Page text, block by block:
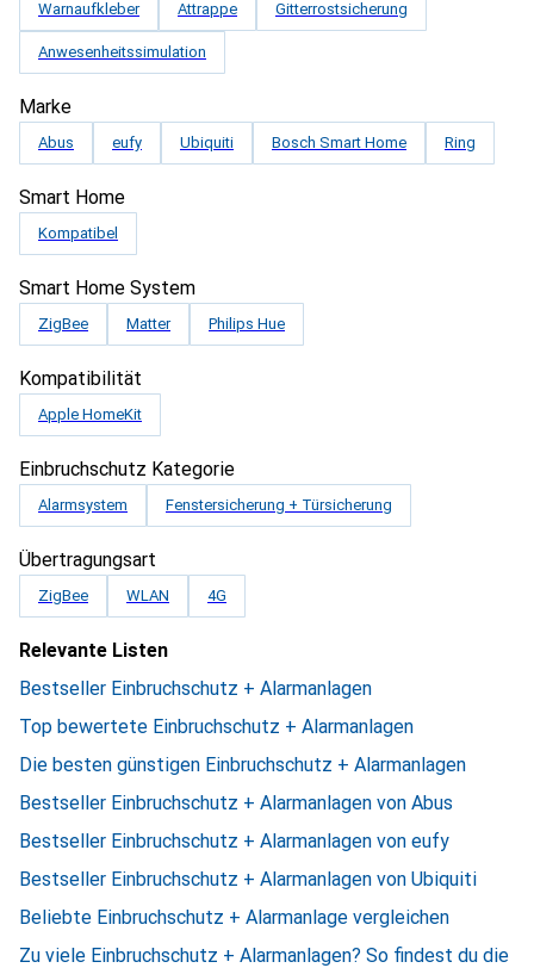
Warnaufkleber Attrappe Gitterrostsicherung
Anwesenheitssimulation
Marke
Abus eufy Ubiquiti Bosch Smart Home Ring
Smart Home
Kompatibel
Smart Home System
ZigBee Matter Philips Hue
Kompatibilität
Apple HomeKit
Einbruchschutz Kategorie
Alarmsystem Fenstersicherung + Türsicherung
Übertragungsart
ZigBee WLAN 4G
Relevante Listen
Bestseller Einbruchschutz + Alarmanlagen
Top bewertete Einbruchschutz + Alarmanlagen
Die besten günstigen Einbruchschutz + Alarmanlagen
Bestseller Einbruchschutz + Alarmanlagen von Abus
Bestseller Einbruchschutz + Alarmanlagen von eufy
Bestseller Einbruchschutz + Alarmanlagen von Ubiquiti
Beliebte Einbruchschutz + Alarmanlage vergleichen
Zu viele Einbruchschutz + Alarmanlagen? So findest du die